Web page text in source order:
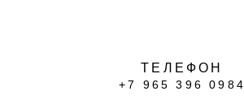
ТЕЛЕФОН
+7 965 396 0984